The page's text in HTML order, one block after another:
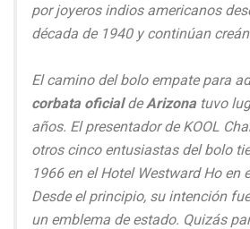
por joyeros indios americanos
década de 1940 y continúan
El camino del bolo empate para
corbata oficialdeArizonatuvo
años. El presentador de KOOL
otros cinco entusiastas del bolo
1966 en el Hotel Westward Ho en
Desde el principio, su intención
un emblema de estado. Quizás